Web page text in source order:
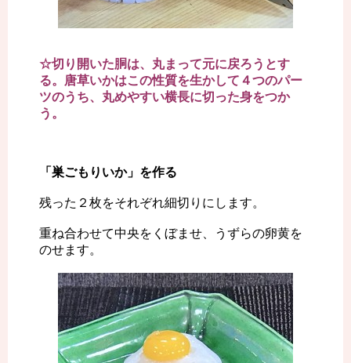
☆切り開いた胴は、丸まって元に戻ろうとす
る。唐草いかはこの性質を生かして４つのパー
ツのうち、丸めやすい横長に切った身をつか
う。
「巣ごもりいか」を作る
残った２枚をそれぞれ細切りにします。
重ね合わせて中央をくぼませ、うずらの卵黄を
のせます。